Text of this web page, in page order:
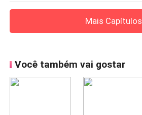
Mais Capítulos
Você também vai gostar